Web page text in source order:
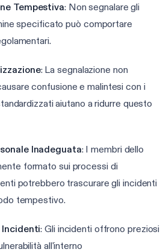
Tempestiva: Non segnalare gli
specificato può comportare
: La segnalazione non
confusione e malintesi con i
aiutano a ridurre questo
Inadeguata: I membri dello
formato sui processi di
potrebbero trascurare gli incidenti
tempestivo.
Incidenti: Gli incidenti offrono preziosi
all'interno